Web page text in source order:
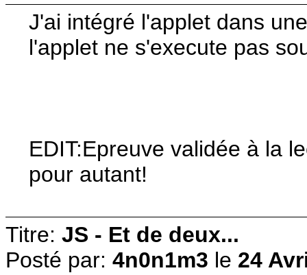
J'ai intégré l'applet dans
l'applet ne s'execute pas
EDIT:Epreuve validée à la
pour autant!
Titre: JS - Et de deux...
Posté par: 4n0n1m3 le 24